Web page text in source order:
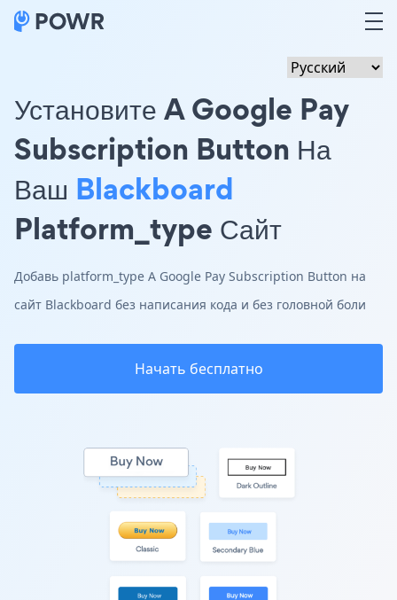
Установите A Google Pay
Subscription Button На
Ваш Blackboard
Platform_type Сайт
Добавь platform_type A Google Pay Subscription Button на
сайт Blackboard без написания кода и без головной боли
Начать бесплатно